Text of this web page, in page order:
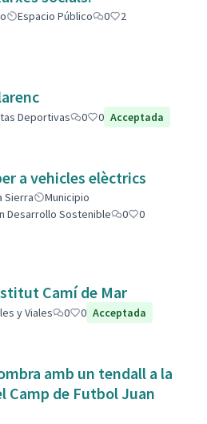
Espacio Público 0
2
Deportivas 0 0 Acceptada
a vehicles elèctrics
Sierra
Municipio
Desarrollo Sostenible
0
0
Camí de Mar
y Viales 0 0 Acceptada
amb un tendall a la
Camp de Futbol Juan